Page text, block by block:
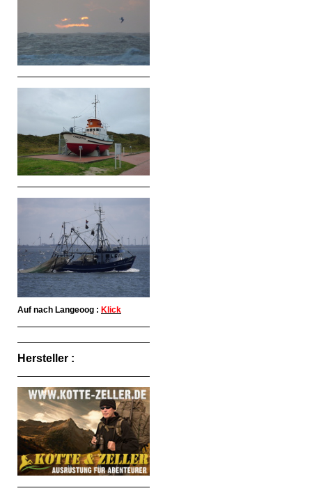
Auf nach Langeoog : Klick
Hersteller :